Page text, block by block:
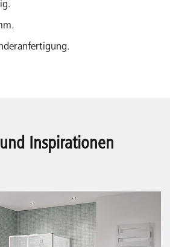
Inspirationen